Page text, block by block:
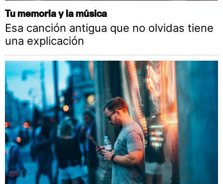
Tu memoria y la música
Esa canción antigua que no olvidas tiene
una explicación